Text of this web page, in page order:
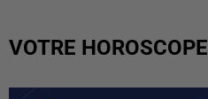
VOTRE HOROSCOPE